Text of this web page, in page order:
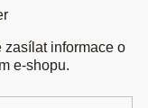
zasílat informace o
e-shopu.